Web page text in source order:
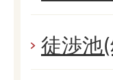
徒渉池